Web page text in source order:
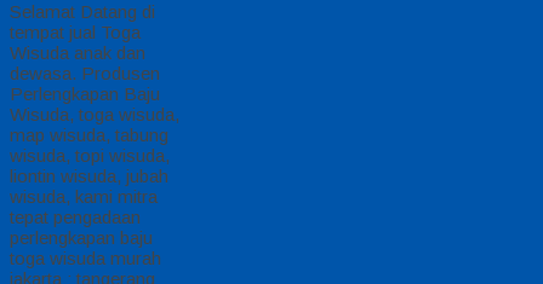
Selamat Datang di
tempat jual Toga
Wisuda anak dan
dewasa. Produsen
Perlengkapan Baju
Wisuda, toga wisuda,
map wisuda, tabung
wisuda, topi wisuda,
liontin wisuda, jubah
wisuda, kami mitra
tepat pengadaan
perlengkapan baju
toga wisuda murah
jakarta : tangerang